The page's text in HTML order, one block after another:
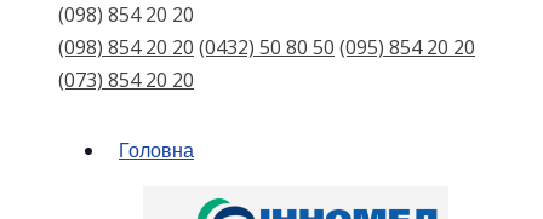
(098) 854 20 20
(098) 854 20 20 (0432) 50 80 50 (095) 854 20 20
(073) 854 20 20
Головна